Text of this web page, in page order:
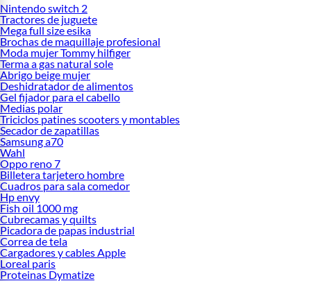
Nintendo switch 2
Tractores de juguete
Mega full size esika
Brochas de maquillaje profesional
Moda mujer Tommy hilfiger
Terma a gas natural sole
Abrigo beige mujer
Deshidratador de alimentos
Gel fijador para el cabello
Medias polar
Triciclos patines scooters y montables
Secador de zapatillas
Samsung a70
Wahl
Oppo reno 7
Billetera tarjetero hombre
Cuadros para sala comedor
Hp envy
Fish oil 1000 mg
Cubrecamas y quilts
Picadora de papas industrial
Correa de tela
Cargadores y cables Apple
Loreal paris
Proteinas Dymatize